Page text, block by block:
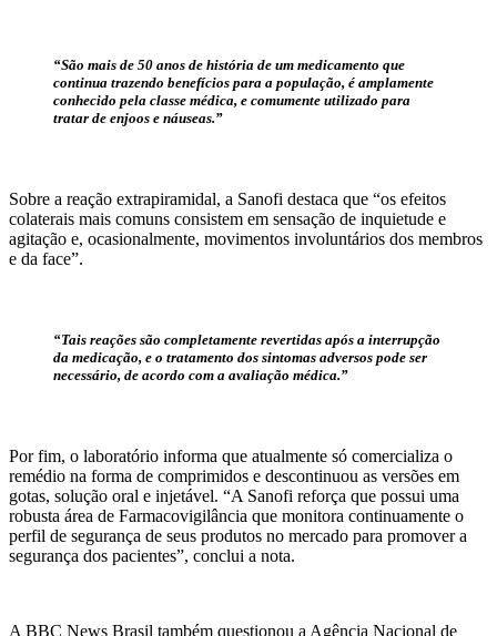
“São mais de 50 anos de história de um medicamento que
continua trazendo benefícios para a população, é amplamente
conhecido pela classe médica, e comumente utilizado para
tratar de enjoos e náuseas.”
Sobre a reação extrapiramidal, a Sanofi destaca que “os efeitos
colaterais mais comuns consistem em sensação de inquietude e
agitação e, ocasionalmente, movimentos involuntários dos membros
e da face”.
“Tais reações são completamente revertidas após a interrupção
da medicação, e o tratamento dos sintomas adversos pode ser
necessário, de acordo com a avaliação médica.”
Por fim, o laboratório informa que atualmente só comercializa o
remédio na forma de comprimidos e descontinuou as versões em
gotas, solução oral e injetável. “A Sanofi reforça que possui uma
robusta área de Farmacovigilância que monitora continuamente o
perfil de segurança de seus produtos no mercado para promover a
segurança dos pacientes”, conclui a nota.
A BBC News Brasil também questionou a Agência Nacional de